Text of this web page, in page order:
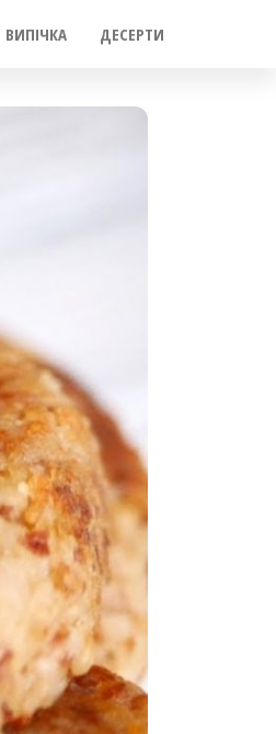
ВИПІЧКА ДЕСЕРТИ